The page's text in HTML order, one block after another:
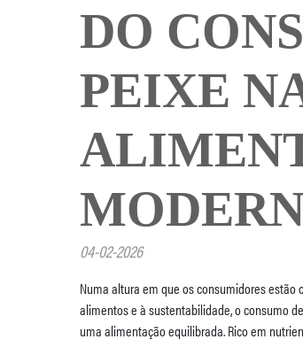
DO
PEIXE
04-02-2026
Numa altura em que os consumidores
alimentos e à sustentabilidade, o consumo
uma alimentação equilibrada. Rico em